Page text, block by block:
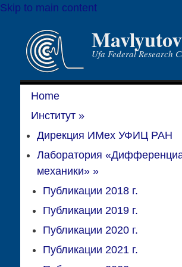
Skip to main content
Ufa Federal Research
Home
Институт»
Дирекция ИМех УФИЦ РАН
Лаборатория
механики»»
Публикации 2018 г.
Публикации 2019 г.
Публикации 2020 г.
Публикации 2021 г.